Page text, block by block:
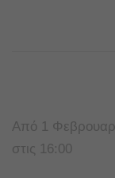
Από 1
στις 16:00